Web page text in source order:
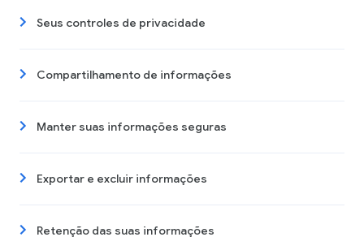
Seus controles de privacidade
Compartilhamento de informações
Manter suas informações seguras
Exportar e excluir informações
Retenção das suas informações